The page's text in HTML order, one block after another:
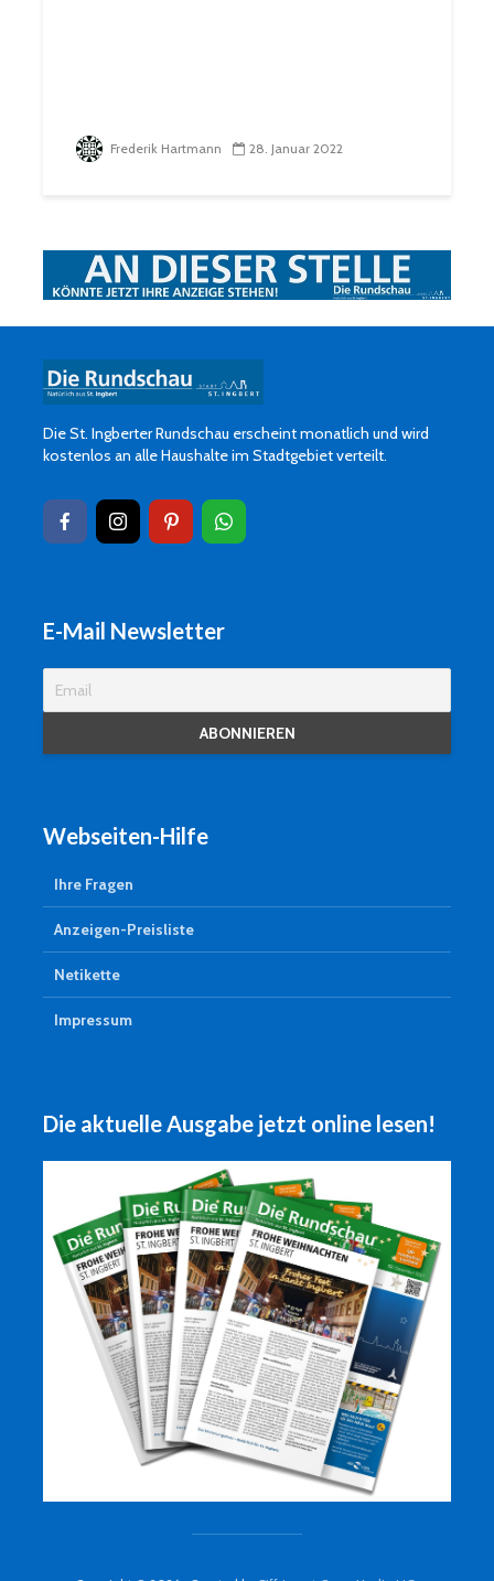
Frederik Hartmann 28. Januar 2022
Die St. Ingberter Rundschau erscheint monatlich und wird
kostenlos an alle Haushalte im Stadtgebiet verteilt.
E-Mail Newsletter
Webseiten-Hilfe
Ihre Fragen
Anzeigen-Preisliste
Netikette
Impressum
Die aktuelle Ausgabe jetzt online lesen!